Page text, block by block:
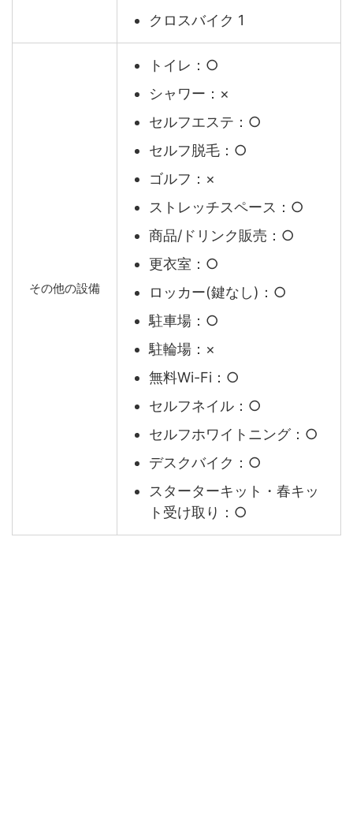
クロスバイク 1
その他の設備
トイレ：○
シャワー：×
セルフエステ：○
セルフ脱毛：○
ゴルフ：×
ストレッチスペース：○
商品/ドリンク販売：○
更衣室：○
ロッカー(鍵なし)：○
駐車場：○
駐輪場：×
無料Wi-Fi：○
セルフネイル：○
セルフホワイトニング：○
デスクバイク：○
スターターキット・春キッ
ト受け取り：○